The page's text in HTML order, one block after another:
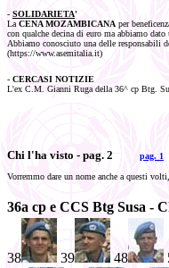
- SOLIDARIETA'
La CENA MOZAMBICANA per
con qualche decina di euro ma abbiamo
Abbiamo conosciuto una delle responsabili
(https://www.asemitalia.it)
- CERCASI NOTIZIE
L'ex C.M. Gianni Ruga della 36^ cp Btg.
Chi l'ha visto - pag. 2 pag. 1
Vorremmo dare un nome anche a questi
36a cp e CCS Btg Susa -
38 39 48